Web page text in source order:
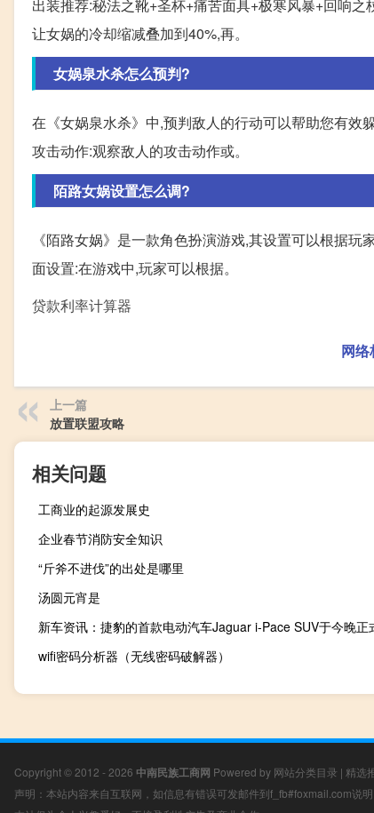
出装推荐:秘法之靴+圣杯+痛苦面具+极寒风暴+回响
让女娲的冷却缩减叠加到40%,再。
女娲泉水杀怎么预判?
在《女娲泉水杀》中,预判敌人的行动可以帮助您有效
攻击动作:观察敌人的攻击动作或。
陌路女娲设置怎么调?
《陌路女娲》是一款角色扮演游戏,其设置可以根据
面设置:在游戏中,玩家可以根据。
贷款利率计算器
网络
上一篇
放置联盟攻略
相关问题
工商业的起源发展史
企业春节消防安全知识
“斤斧不进伐”的出处是哪里
汤圆元宵是
新车资讯：捷豹的首款电动汽车Jaguar i-Pace SUV于今晚正
wifi密码分析器（无线密码破解器）
Copyright © 2012 - 2026 中南民族工商网 Powered by 网站分类目录 | 精选
声明：本站内容来自互联网，如信息有错误可发邮件到f_fb#foxmail.com说